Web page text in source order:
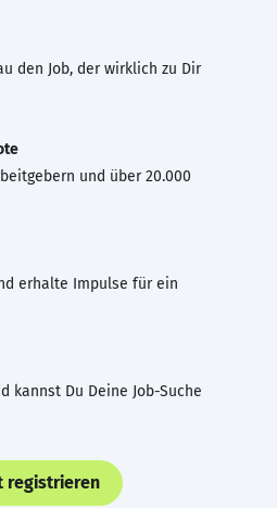
den Job, der wirklich zu Dir
und über 20.000
erhalte Impulse für ein
kannst Du Deine Job-Suche
registrieren